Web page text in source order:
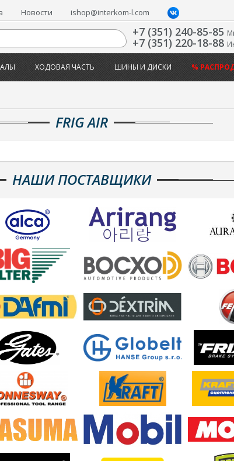
Новости ishop@interkom-l.com
+7 (351) 240-85-85
+7 (351) 220-18-88
ХОДОВАЯ ЧАСТЬ ШИНЫ И ДИСКИ %
FRIG AIR
НАШИ ПОСТАВЩИКИ